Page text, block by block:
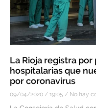
La Rioja registra
hospitalarias que
por coronavirus
09/04/2020 19:05 No hay